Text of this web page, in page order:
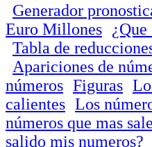
Generador
Euro Millones
Tabla de
Apariciones de
números Figuras
calientes Los
números que mas
salido mis numeros?